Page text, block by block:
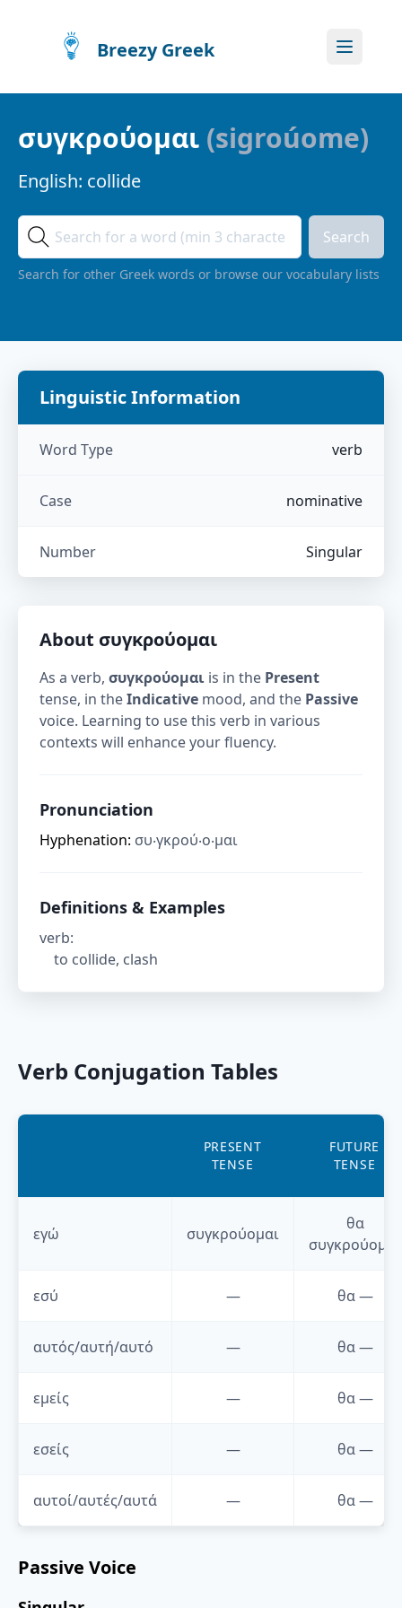
Breezy Greek
συγκρούομαι (sigroúome)
English: collide
Search
Search for other Greek words or browse our vocabulary lists
Linguistic Information
Word Type verb
Case nominative
Number Singular
About συγκρούομαι
As a verb, συγκρούομαι is in the Present
tense, in theIndicative mood, and the Passive
voice. Learning to use this verb in various
contexts will enhance your fluency.
Pronunciation
Hyphenation: συ‧γκρού‧ο‧μαι
Definitions & Examples
verb:
to collide, clash
Verb Conjugation Tables
PRESENT
TENSE
FUTURE
TENSE
εγώ συγκρούομαι
θα
συγκρούομαι
εσύ — θα —
αυτός/αυτή/αυτό — θα —
εμείς — θα —
εσείς — θα —
αυτοί/αυτές/αυτά — θα —
Passive Voice